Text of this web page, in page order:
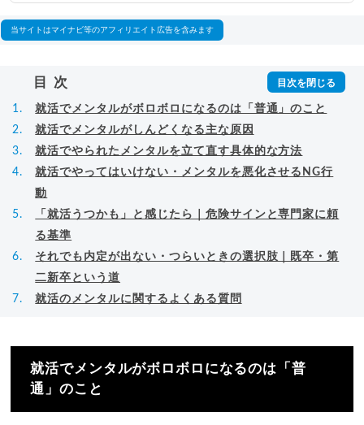
べらない転職エージェント
当サイトはマイナビ等のアフィリエイト広告を含みます
目次
就活でメンタルがボロボロになるのは「普通」のこと
就活でメンタルがしんどくなる主な原因
就活でやられたメンタルを立て直す具体的な方法
就活でやってはいけない・メンタルを悪化させるNG行
動
「就活うつかも」と感じたら｜危険サインと専門家に頼
る基準
それでも内定が出ない・つらいときの選択肢｜既卒・第
二新卒という道
就活のメンタルに関するよくある質問
就活でメンタルがボロボロになるのは「普
通」のこと